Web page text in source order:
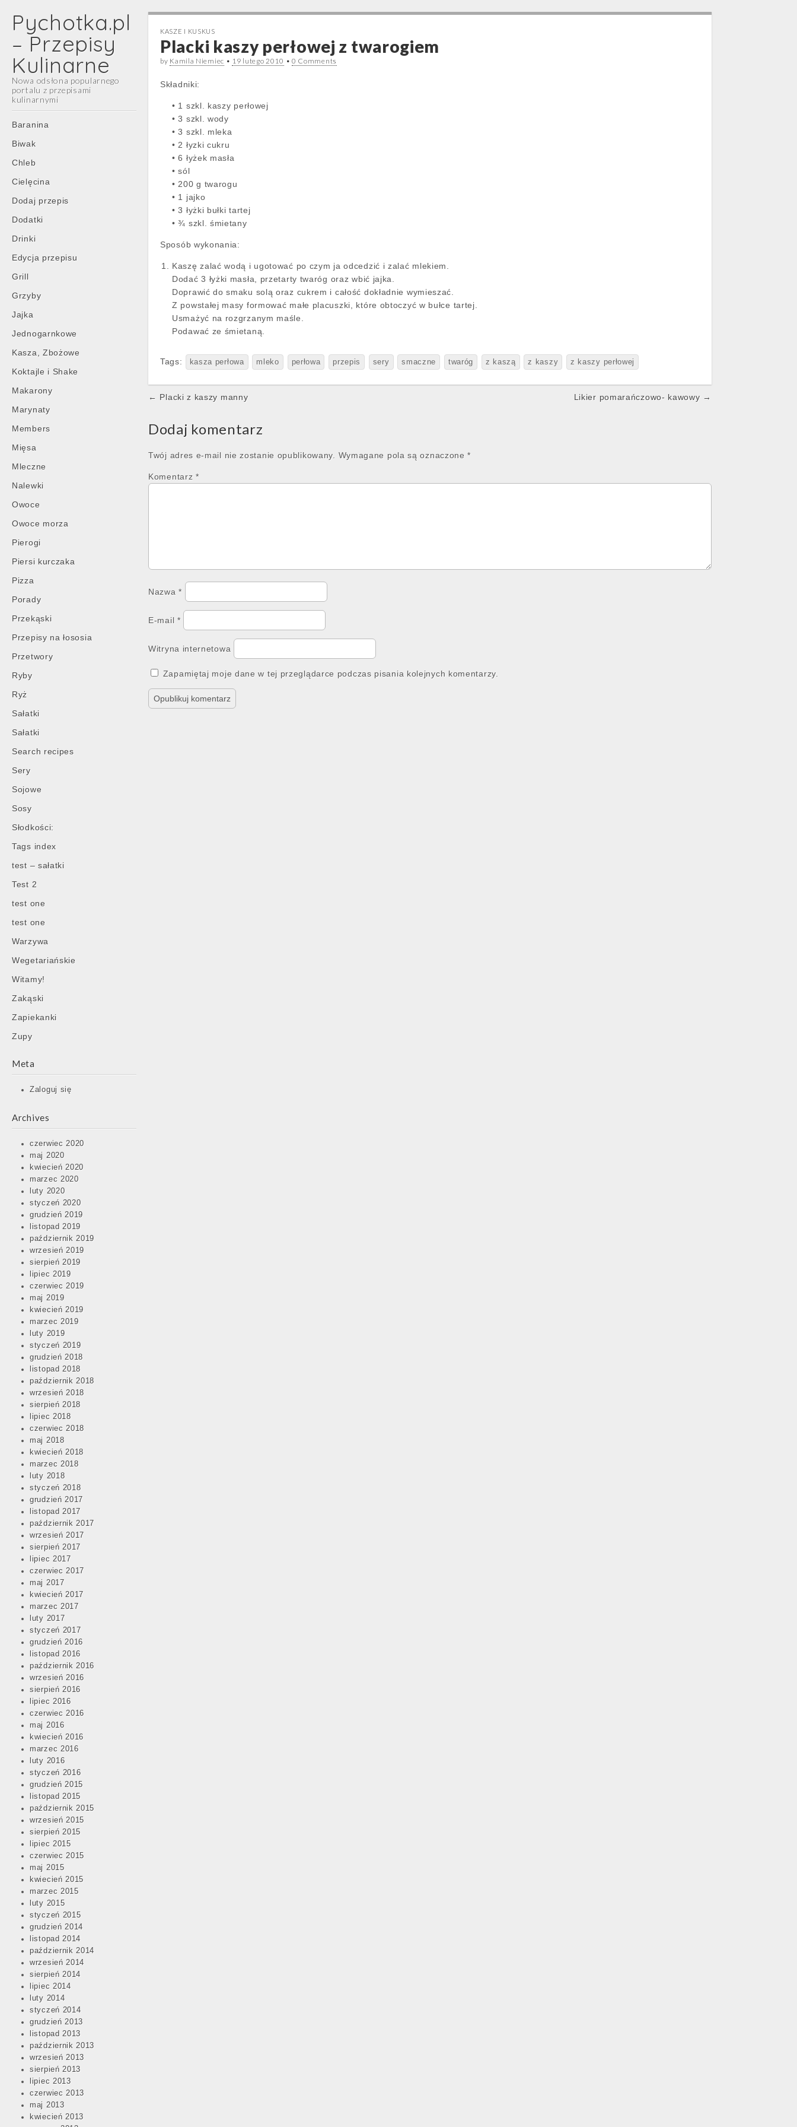
Pychotka.pl
– Przepisy
Kulinarne
Nowa odsłona popularnego
portalu z przepisami
kulinarnymi
Main
menu
Skip
content
Baranina
Biwak
Chleb
Cielęcina
Dodaj przepis
Dodatki
Drinki
Edycja przepisu
Grill
Grzyby
Jajka
Jednogarnkowe
Kasza, Zbożowe
Koktajle i Shake
Makarony
Marynaty
Members
Mięsa
Mleczne
Nalewki
Owoce
Owoce morza
Pierogi
Piersi kurczaka
Pizza
Porady
Przekąski
Przepisy na łososia
Przetwory
Ryby
Ryż
Sałatki
Sałatki
Search recipes
Sery
Sojowe
Sosy
Słodkości:
Tags index
test – sałatki
Test 2
test one
test one
Warzywa
Wegetariańskie
Witamy!
Zakąski
Zapiekanki
Zupy
Meta
Zaloguj się
Archives
czerwiec 2020
maj 2020
kwiecień 2020
marzec 2020
luty 2020
styczeń 2020
grudzień 2019
listopad 2019
październik 2019
wrzesień 2019
sierpień 2019
lipiec 2019
czerwiec 2019
maj 2019
kwiecień 2019
marzec 2019
luty 2019
styczeń 2019
grudzień 2018
listopad 2018
październik 2018
wrzesień 2018
sierpień 2018
lipiec 2018
czerwiec 2018
maj 2018
kwiecień 2018
marzec 2018
luty 2018
styczeń 2018
grudzień 2017
listopad 2017
październik 2017
wrzesień 2017
sierpień 2017
lipiec 2017
czerwiec 2017
maj 2017
kwiecień 2017
marzec 2017
luty 2017
styczeń 2017
grudzień 2016
listopad 2016
październik 2016
wrzesień 2016
sierpień 2016
lipiec 2016
czerwiec 2016
maj 2016
kwiecień 2016
marzec 2016
luty 2016
styczeń 2016
grudzień 2015
listopad 2015
październik 2015
wrzesień 2015
sierpień 2015
lipiec 2015
czerwiec 2015
maj 2015
kwiecień 2015
marzec 2015
luty 2015
styczeń 2015
grudzień 2014
listopad 2014
październik 2014
wrzesień 2014
sierpień 2014
lipiec 2014
luty 2014
styczeń 2014
grudzień 2013
listopad 2013
październik 2013
wrzesień 2013
sierpień 2013
lipiec 2013
czerwiec 2013
maj 2013
kwiecień 2013
KASZE I KUSKUS
Placki kaszy perłowej z twarogiem
by Kamila Niemiec • 19 lutego 2010 • 0 Comments
Składniki:
• 1 szkl. kaszy perłowej
• 3 szkl. wody
• 3 szkl. mleka
• 2 łyzki cukru
• 6 łyżek masła
• sól
• 200 g twarogu
• 1 jajko
• 3 łyżki bułki tartej
• ¾ szkl. śmietany
Sposób wykonania:
Kaszę zalać wodą i ugotować po czym ja odcedzić i zalać mlekiem.
Dodać 3 łyżki masła, przetarty twaróg oraz wbić jajka.
Doprawić do smaku solą oraz cukrem i całość dokładnie wymieszać.
Z powstałej masy formować małe placuszki, które obtoczyć w bułce tartej.
Usmażyć na rozgrzanym maśle.
Podawać ze śmietaną.
Tags: kasza perłowa mleko perłowa przepis sery smaczne twaróg z kaszą z kaszy z kaszy perłowej
Post
← Placki z kaszy manny Likier pomarańczowo- kawowy →
Dodaj komentarz
Twój adres e-mail nie zostanie opublikowany. Wymagane pola są oznaczone*
Komentarz *
Nazwa*
E-mail *
Witryna internetowa
Zapamiętaj moje dane w tej przeglądarce podczas pisania kolejnych komentarzy.